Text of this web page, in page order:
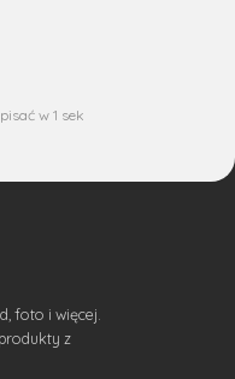
w 1 sek
foto i więcej.
z